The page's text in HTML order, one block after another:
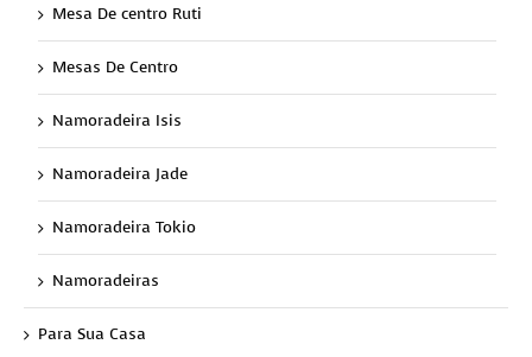
Mesa De centro Ruti
Mesas De Centro
Namoradeira Isis
Namoradeira Jade
Namoradeira Tokio
Namoradeiras
Para Sua Casa